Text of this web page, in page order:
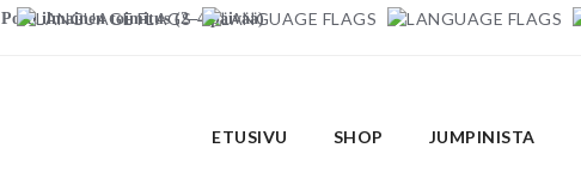
Posti ilmainen toimitus (2–4 päivää)
ETUSIVU SHOP JUMPINISTA